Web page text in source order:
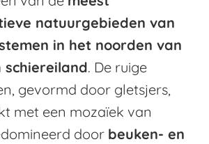
natuurgebieden van
in het noorden van
schiereiland. De ruige
gevormd door gletsjers,
met een mozaïek van
door beuken- en